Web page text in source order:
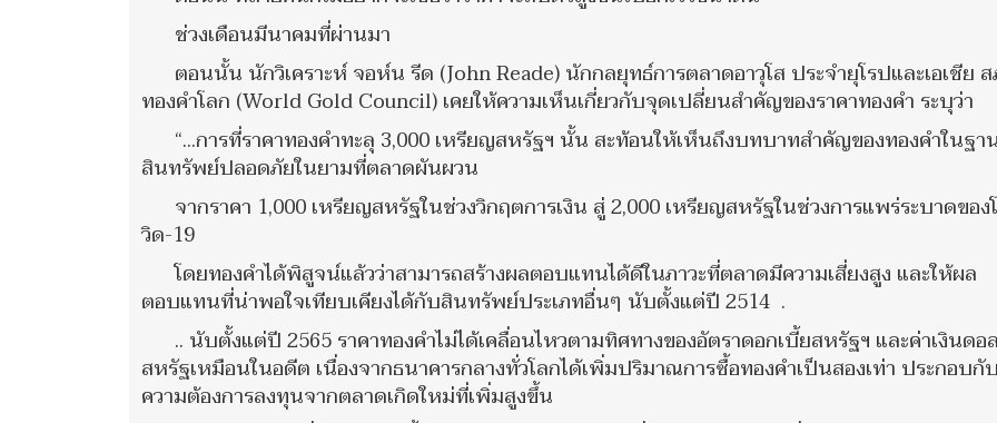
ช่วงเดือนมีนาคมที่ผ่านมา
ตอนนั้น นักวิเคราะห์ จอห์น รีด (John Reade) นักกลยุทธ์การตลาดอาวุโส ประจำยุโรปและเอเชีย
ทองคำโลก (World Gold Council) เคยให้ความเห็นเกี่ยวกับจุดเปลี่ยนสำคัญของราคาทองคำ ระบุว่า
“...การที่ราคาทองคำทะลุ 3,000 เหรียญสหรัฐฯ นั้น สะท้อนให้เห็นถึงบทบาทสำคัญของทองคำในฐา
สินทรัพย์ปลอดภัยในยามที่ตลาดผันผวน
จากราคา 1,000 เหรียญสหรัฐในช่วงวิกฤตการเงิน สู่ 2,000 เหรียญสหรัฐในช่วงการแพร่ระบาดของ
วิด-19
โดยทองคำได้พิสูจน์แล้วว่าสามารถสร้างผลตอบแทนได้ดีในภาวะที่ตลาดมีความเสี่ยงสูง และให้ผล
ตอบแทนที่น่าพอใจเทียบเคียงได้กับสินทรัพย์ประเภทอื่นๆ นับตั้งแต่ปี 2514 .
.. นับตั้งแต่ปี 2565 ราคาทองคำไม่ได้เคลื่อนไหวตามทิศทางของอัตราดอกเบี้ยสหรัฐฯ และค่าเงินดอ
สหรัฐเหมือนในอดีต เนื่องจากธนาคารกลางทั่วโลกได้เพิ่มปริมาณการซื้อทองคำเป็นสองเท่า ประกอบกับ
ความต้องการลงทุนจากตลาดเกิดใหม่ที่เพิ่มสูงขึ้น